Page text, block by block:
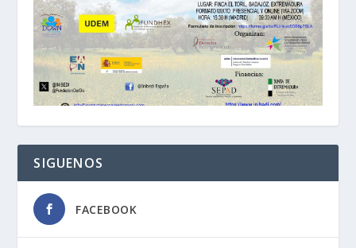
SIGUENOS
FACEBOOK